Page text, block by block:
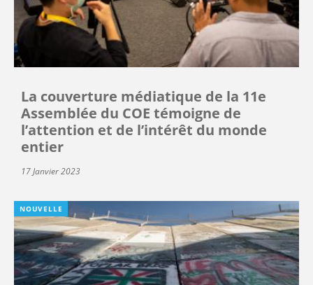
La couverture médiatique de la 11e
Assemblée du COE témoigne de
l’attention et de l’intérêt du monde
entier
17 Janvier 2023
NOUVELLE